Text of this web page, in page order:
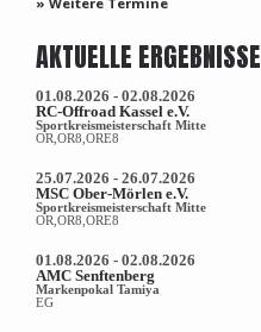
AKTUELLE ERGEBNISSE
01.08.2026 - 02.08.2026
RC-Offroad Kassel e.V.
Sportkreismeisterschaft Mitte
OR,OR8,ORE8
25.07.2026 - 26.07.2026
MSC Ober-Mörlen e.V.
Sportkreismeisterschaft Mitte
OR,OR8,ORE8
01.08.2026 - 02.08.2026
AMC Senftenberg
Markenpokal Tamiya
EG